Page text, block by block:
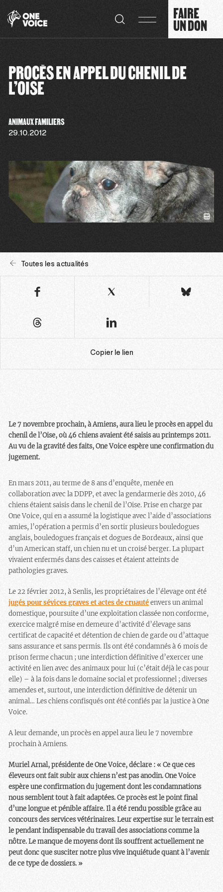
FAIRE
UN DON
PROCÈS EN APPEL DU CHENIL DE
L’OISE
ANIMAUX FAMILIERS
29.10.2012
Toutes les actualités
Copier le lien
Le 7 novembre prochain, à Amiens, aura lieu le procès en appel du
chenil de l’Oise, où 46 chiens avaient été saisis au printemps 2011.
Au vu de la gravité des faits, One Voice espère une confirmation du
jugement.
En mars 2011, au terme de 8 ans d’enquête, menée en
collaboration avec la DDPP, et avec la gendarmerie dès 2010, 46
chiens étaient saisis dans le chenil de l’Oise. Prise en charge par
One Voice, qui en a assumé la logistique avec l’aide d’associations
amies, l’opération a permis d’en sortir plusieurs bouledogues
anglais, bouledogues français et dogues de Bordeaux, ainsi que
d’un American staff, un chien nu et un croisé berger. La plupart
vivaient enfermés dans des caisses et étaient atteints de
pathologies graves.
Le 22 février 2012, à Senlis, les propriétaires de l’élevage ont été
jugés pour sévices graves et actes de cruautéenvers un animal
domestique, poursuite d’une exploitation classée non conforme,
exercice malgré mise en demeure d’activité d’élevage sans
certificat de capacité et détention de chien de garde ou d’attaque
sans assurance et sans permis. Ils ont été condamnés à 6 mois de
prison ferme chacun ; une interdiction définitive d’exercer une
activité en lien avec des animaux pour lui (c’était déjà le cas pour
elle) – à la fois dans le domaine social et professionnel ; diverses
amendes et, surtout, une interdiction définitive de détenir un
animal… Les chiens confisqués ont été confiés par la justice à One
Voice.
A leur demande, un procès en appel aura lieu le 7 novembre
prochain à Amiens.
Muriel Arnal, présidente de One Voice, déclare : « Ce que ces
éleveurs ont fait subir aux chiens n’est pas anodin. One Voice
espère une confirmation du jugement dont les condamnations
nous semblent tout à fait adaptées. Ce procès est le point final
d’une longue et pénible affaire. Il a été rendu possible grâce au
concours des services vétérinaires. Leur expertise sur le terrain est
le pendant indispensable du travail des associations comme la
nôtre. Le manque de moyens dont ils souffrent actuellement ne
peut donc que susciter notre plus vive inquiétude quant à l’avenir
de ce type de dossiers. »